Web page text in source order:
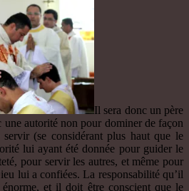
Il sera donc un père
autorité non pour dominer de façon
(se considérant plus haut que le
lui ayant été donnée pour guider le
pour servir les autres, et même pour
lui a confiées. La responsabilité qu’il
et il doit être conscient que le